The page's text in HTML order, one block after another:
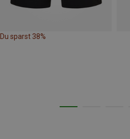
Du sparst 38%